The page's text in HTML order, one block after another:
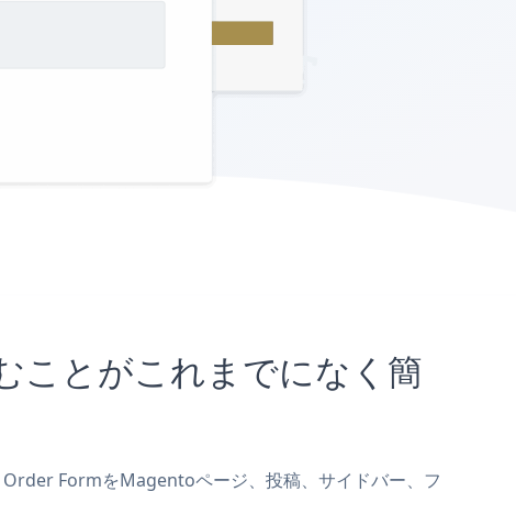
とがこれまでになく簡
FormをMagentoページ、投稿、サイドバー、フ